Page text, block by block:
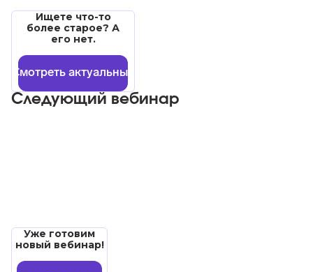
Следующий вебинар
Ищете что-то
более старое? А
его нет.
Смотреть актуальные
Уже готовим
новый вебинар!